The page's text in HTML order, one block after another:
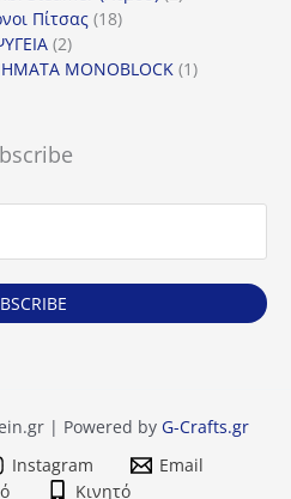
Πίτσας 1818
22
προϊόντα
MONOBLOCK 11
| Powered by G-Crafts.gr
Instagram
Email
Κινητό